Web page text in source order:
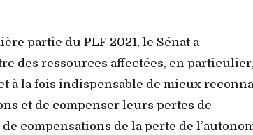
partie du PLF 2021, le Sénat a
des ressources affectées, en particulier,
à la fois indispensable de mieux
et de compenser leurs pertes de
compensations de la perte de